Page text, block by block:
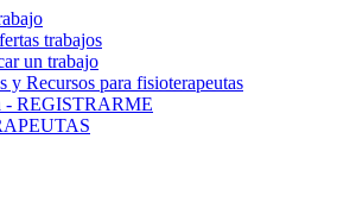
trabajos
un trabajo
y Recursos para fisioterapeutas
- REGISTRARME